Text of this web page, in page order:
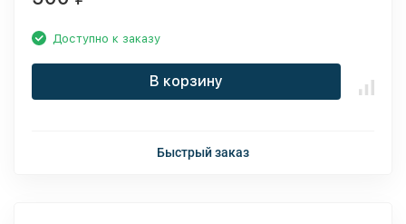
Доступно к заказу
В корзину
Быстрый заказ